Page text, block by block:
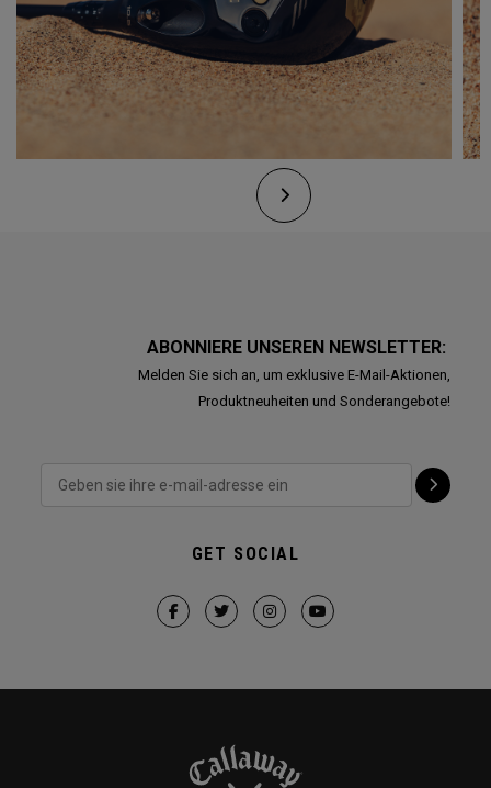
ABONNIERE UNSEREN NEWSLETTER:
Melden Sie sich an, um exklusive E-Mail-Aktionen,
Produktneuheiten und Sonderangebote!
GET SOCIAL